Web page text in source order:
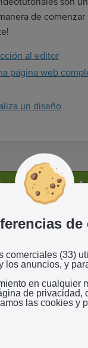
de comenzar
al editor
página web
un diseño
el Centro de
de
comerciales (33)
los anuncios, y
en cualquier
de privacidad,
las cookies y